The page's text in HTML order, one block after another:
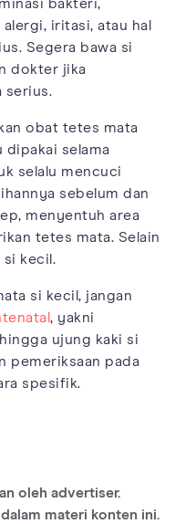
bakteri,
iritasi, atau hal
Segera bawa si
dokter jika
serius.
obat tetes mata
selama
selalu mencuci
sebelum dan
menyentuh area
tetes mata. Selain
si kecil.
si kecil , jangan
, yakni
ujung kaki si
pemeriksaan pada
spesifik.
oleh advertiser.
materi konten ini.